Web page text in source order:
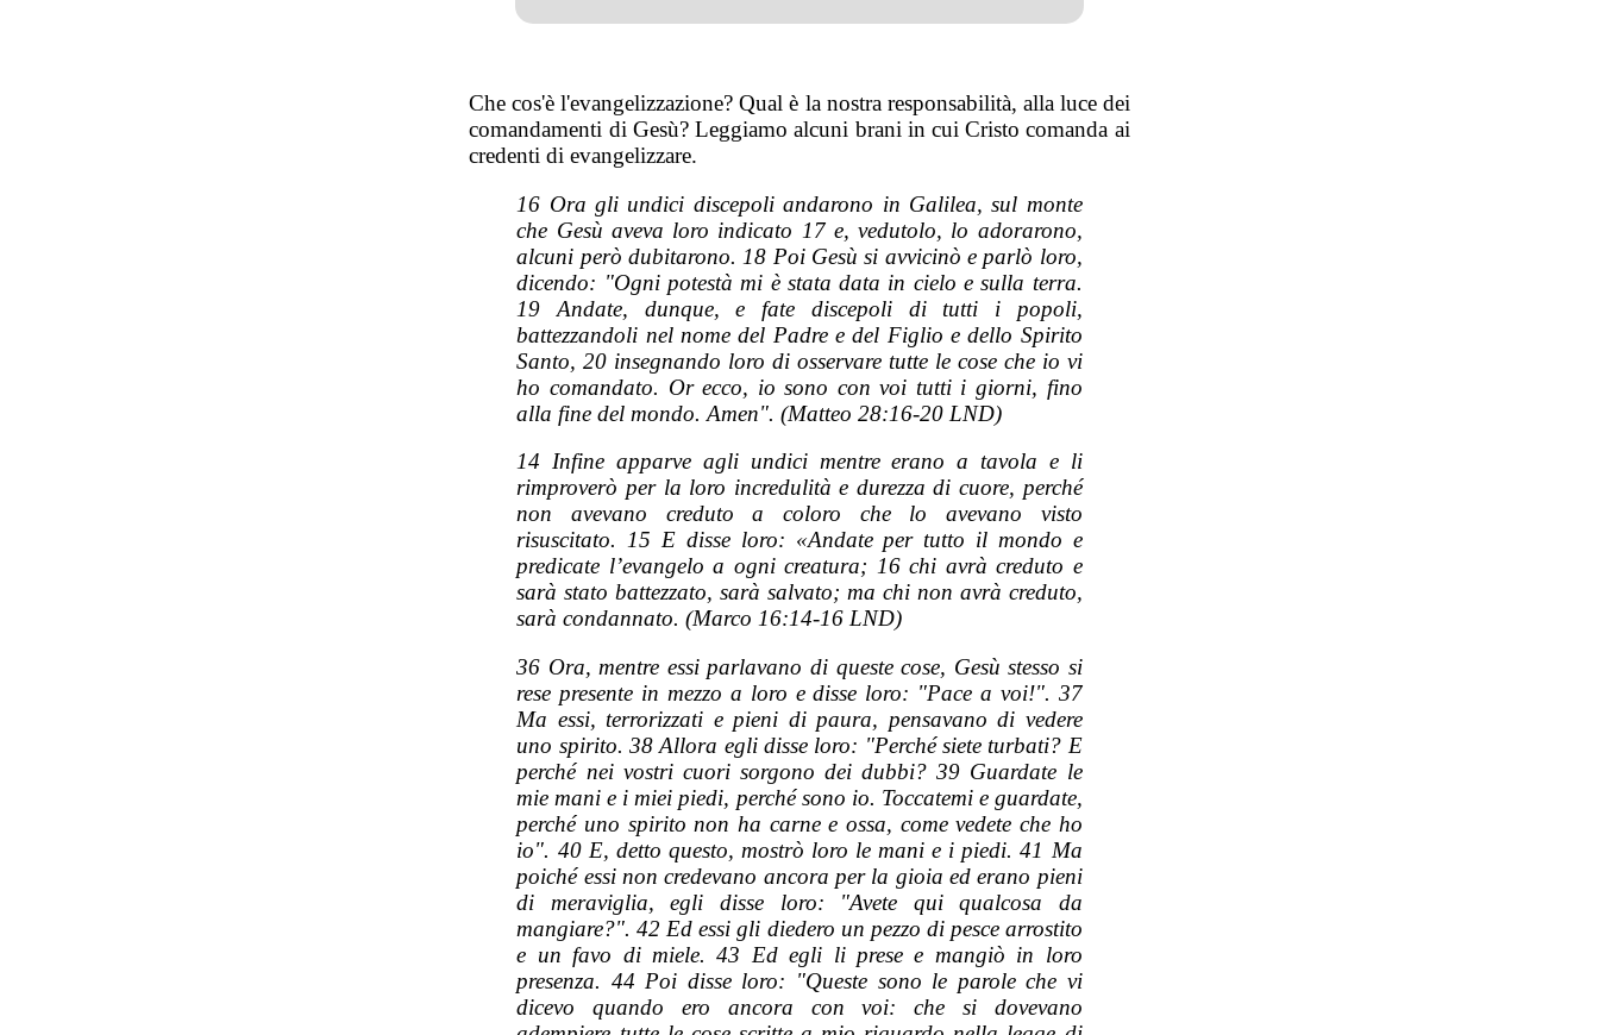
Che cos'è l'evangelizzazione? Qual è la nostra responsabilità, alla luce dei
comandamenti di Gesù? Leggiamo alcuni brani in cui Cristo comanda ai
credenti di evangelizzare.
16 Ora gli undici discepoli andarono in Galilea, sul monte
che Gesù aveva loro indicato 17 e, vedutolo, lo adorarono,
alcuni però dubitarono. 18 Poi Gesù si avvicinò e parlò loro,
dicendo: "Ogni potestà mi è stata data in cielo e sulla terra.
19 Andate, dunque, e fate discepoli di tutti i popoli,
battezzandoli nel nome del Padre e del Figlio e dello Spirito
Santo, 20 insegnando loro di osservare tutte le cose che io vi
ho comandato. Or ecco, io sono con voi tutti i giorni, fino
alla fine del mondo. Amen". (Matteo 28:16-20 LND)
14 Infine apparve agli undici mentre erano a tavola e li
rimproverò per la loro incredulità e durezza di cuore, perché
non avevano creduto a coloro che lo avevano visto
risuscitato. 15 E disse loro: «Andate per tutto il mondo e
predicate l’evangelo a ogni creatura; 16 chi avrà creduto e
sarà stato battezzato, sarà salvato; ma chi non avrà creduto,
sarà condannato. (Marco 16:14-16 LND)
36 Ora, mentre essi parlavano di queste cose, Gesù stesso si
rese presente in mezzo a loro e disse loro: "Pace a voi!". 37
Ma essi, terrorizzati e pieni di paura, pensavano di vedere
uno spirito. 38 Allora egli disse loro: "Perché siete turbati? E
perché nei vostri cuori sorgono dei dubbi? 39 Guardate le
mie mani e i miei piedi, perché sono io. Toccatemi e guardate,
perché uno spirito non ha carne e ossa, come vedete che ho
io". 40 E, detto questo, mostrò loro le mani e i piedi. 41 Ma
poiché essi non credevano ancora per la gioia ed erano pieni
di meraviglia, egli disse loro: "Avete qui qualcosa da
mangiare?". 42 Ed essi gli diedero un pezzo di pesce arrostito
e un favo di miele. 43 Ed egli li prese e mangiò in loro
presenza. 44 Poi disse loro: "Queste sono le parole che vi
dicevo quando ero ancora con voi: che si dovevano